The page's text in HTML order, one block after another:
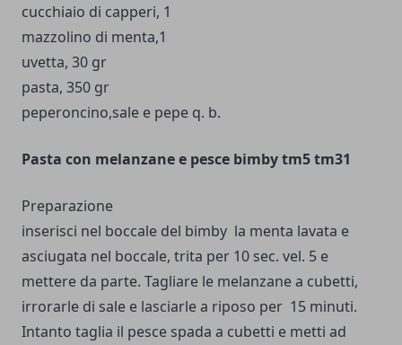
cucchiaio di capperi, 1
mazzolino di menta,1
uvetta, 30 gr
pasta, 350 gr
peperoncino,sale e pepe q. b.
Pasta con melanzane e pesce bimby tm5 tm31
Preparazione
inserisci nel boccale del bimby la menta lavata e
asciugata nel boccale, trita per 10 sec. vel. 5 e
mettere da parte. Tagliare le melanzane a cubetti,
irrorarle di sale e lasciarle a riposo per 15 minuti.
Intanto taglia il pesce spada a cubetti e metti ad